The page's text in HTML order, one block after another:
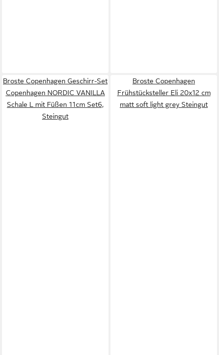
Broste Copenhagen Geschirr-Set
Copenhagen NORDIC VANILLA
Schale L mit Füßen 11cm Set6,
Steingut
Broste Copenhagen
Frühstücksteller Eli 20x12 cm
matt soft light grey Steingut